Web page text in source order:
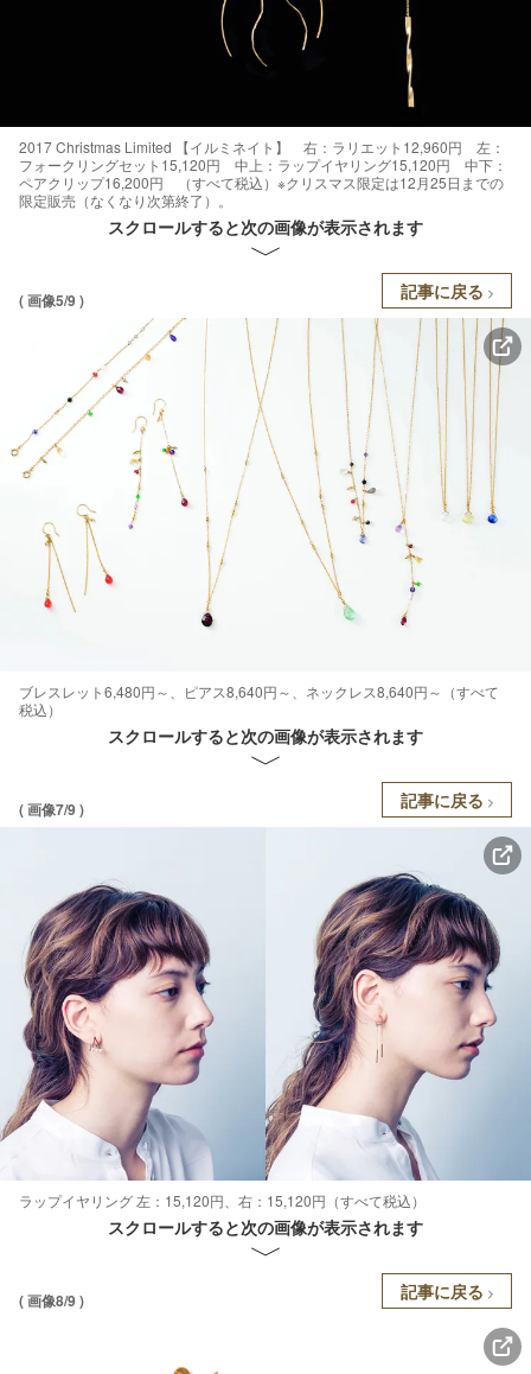
2017 Christmas Limited 【イルミネイト】 右：ラリエット12,960円 左：
フォークリングセット15,120円 中上：ラップイヤリング15,120円 中下：
ペアクリップ16,200円 （すべて税込）※クリスマス限定は12月25日までの
限定販売（なくなり次第終了）。
スクロールすると次の画像が表示されます
( 画像5/9 ) 記事に戻る
ブレスレット6,480円～、ピアス8,640円～、ネックレス8,640円～（すべて
税込）
スクロールすると次の画像が表示されます
( 画像7/9 ) 記事に戻る
ラップイヤリング 左：15,120円、右：15,120円（すべて税込）
スクロールすると次の画像が表示されます
( 画像8/9 ) 記事に戻る